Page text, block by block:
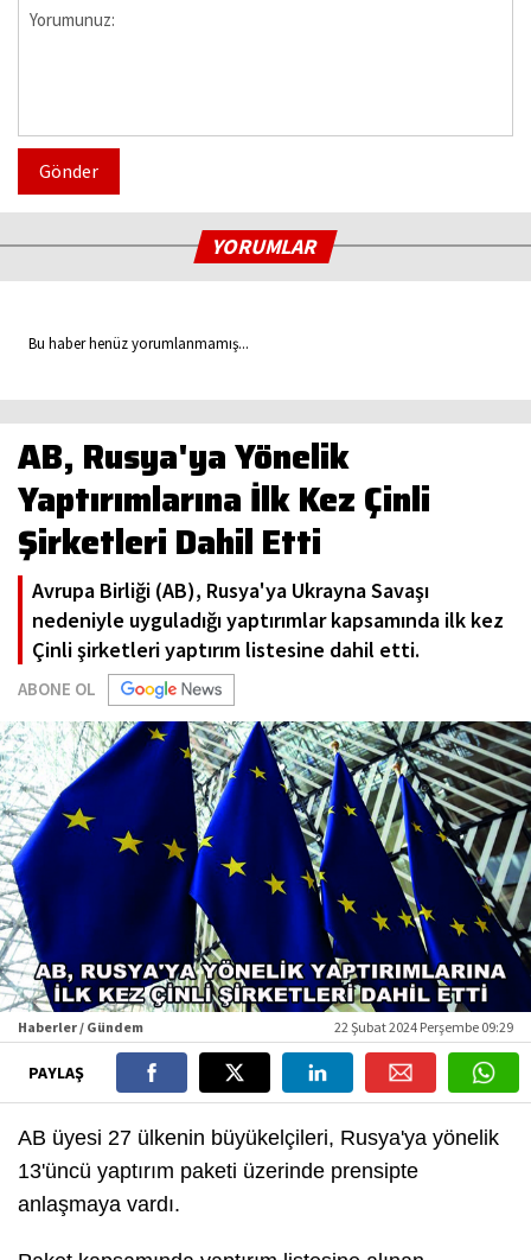
Gönder
YORUMLAR
Bu haber henüz yorumlanmamış...
AB, Rusya'ya Yönelik
Yaptırımlarına İlk Kez Çinli
Şirketleri Dahil Etti
Avrupa Birliği (AB), Rusya'ya Ukrayna Savaşı
nedeniyle uyguladığı yaptırımlar kapsamında ilk kez
Çinli şirketleri yaptırım listesine dahil etti.
ABONE OL
Haberler / Gündem 22 Şubat 2024 Perşembe 09:29
PAYLAŞ
AB üyesi 27 ülkenin büyükelçileri, Rusya'ya yönelik
13'üncü yaptırım paketi üzerinde prensipte
anlaşmaya vardı.